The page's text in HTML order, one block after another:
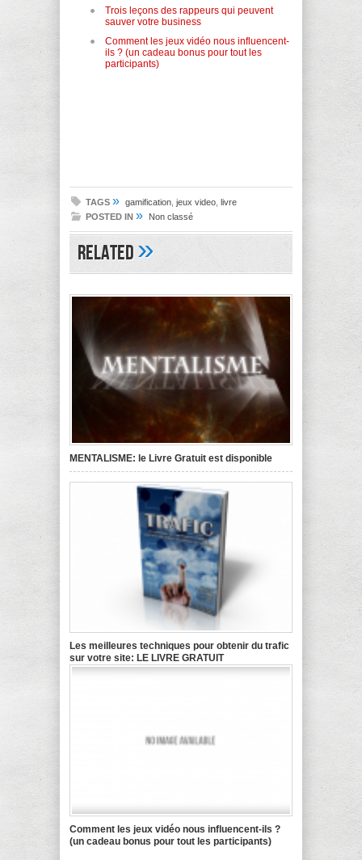
Trois leçons des rappeurs qui peuvent
sauver votre business
Comment les jeux vidéo nous influencent-
ils ? (un cadeau bonus pour tout les
participants)
TAGS » gamification jeux video livre
POSTED IN » Non classé
Related»
MENTALISME: le Livre Gratuit est disponible
Les meilleures techniques pour obtenir du trafic
sur votre site: LE LIVRE GRATUIT
Comment les jeux vidéo nous influencent-ils ?
(un cadeau bonus pour tout les participants)